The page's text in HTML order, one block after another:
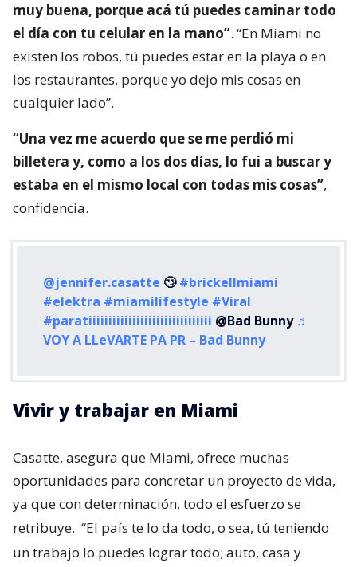
muy buena, porque acá tú puedes caminar todo
el día con tu celular en la mano”. “En Miami no
existen los robos, tú puedes estar en la playa o en
los restaurantes, porque yo dejo mis cosas en
cualquier lado”.
“Una vez me acuerdo que se me perdió mi
billetera y, como a los dos días, lo fui a buscar y
estaba en el mismo local con todas mis cosas”,
confidencia.
@jennifer.casatte 🙄#brickellmiami
#elektra #miamilifestyle #Viral
#paratiiiiiiiiiiiiiiiiiiiiiiiiiiiiiii @Bad Bunny ♬
VOY A LLeVARTE PA PR – Bad Bunny
Vivir y trabajar en Miami
Casatte, asegura que Miami, ofrece muchas
oportunidades para concretar un proyecto de vida,
ya que con determinación, todo el esfuerzo se
retribuye. “El país te lo da todo, o sea, tú teniendo
un trabajo lo puedes lograr todo; auto, casa y